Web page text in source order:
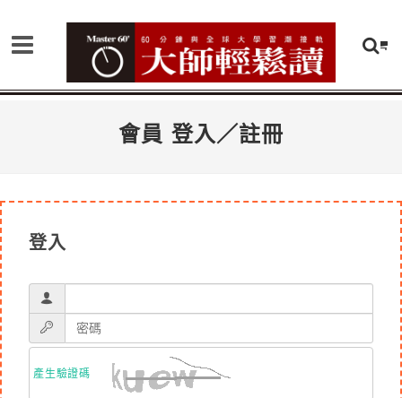
會員 登入／註冊
登入
產生驗證碼